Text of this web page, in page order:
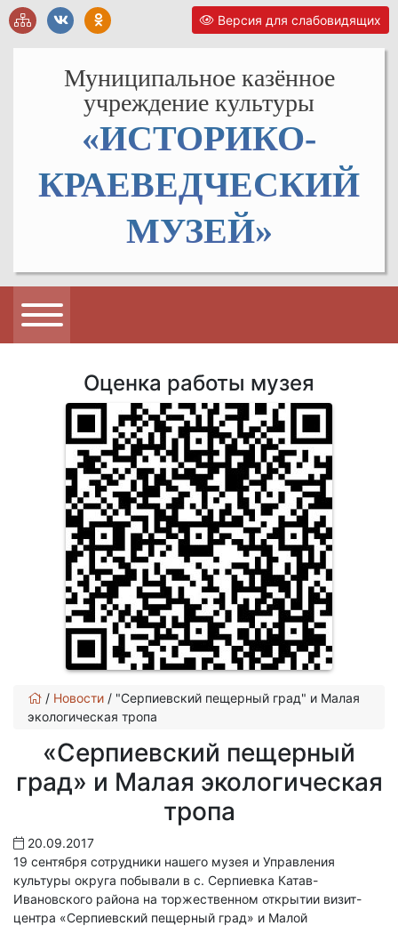
Версия для слабовидящих
Муниципальное казённое
учреждение культуры
«ИСТОРИКО-
КРАЕВЕДЧЕСКИЙ
МУЗЕЙ»
Оценка работы музея
/ Новости / "Серпиевский пещерный град" и Малая
экологическая тропа
«Серпиевский пещерный
град» и Малая экологическая
тропа
20.09.2017
19 сентября сотрудники нашего музея и Управления
культуры округа побывали в с. Серпиевка Катав-
Ивановского района на торжественном открытии визит-
центра «Серпиевский пещерный град» и Малой